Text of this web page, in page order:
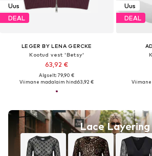
Uus
DEAL
LEGER BY LENA GERCKE
Kootud vest 'Betsy'
63,92 €
Algselt: 79,90 €
Viimane madalaim hind:63,92 €
Lace Layering
Uus
DEAL